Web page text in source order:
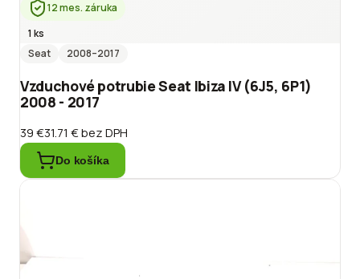
12 mes. záruka
1 ks
Seat
2008–2017
Vzduchové potrubie Seat Ibiza IV (6J5, 6P1)
2008 - 2017
39 €31.71 €bez DPH
Do košíka